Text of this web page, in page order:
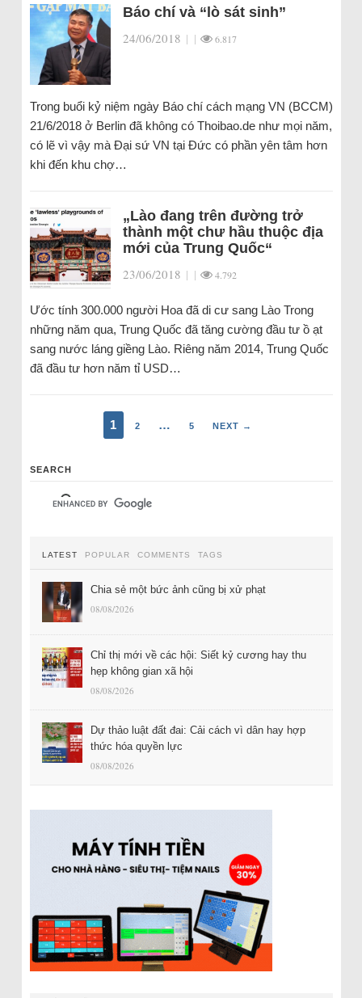
Báo chí và “lò sát sinh”
24/06/2018 | | 6.817
Trong buổi kỷ niệm ngày Báo chí cách mạng VN (BCCM)
21/6/2018 ở Berlin đã không có Thoibao.de như mọi năm,
có lẽ vì vậy mà Đại sứ VN tại Đức có phần yên tâm hơn
khi đến khu chợ…
„Lào đang trên đường trở
thành một chư hầu thuộc địa
mới của Trung Quốc“
23/06/2018 | | 4.792
Ước tính 300.000 người Hoa đã di cư sang Lào Trong
những năm qua, Trung Quốc đã tăng cường đầu tư ồ ạt
sang nước láng giềng Lào. Riêng năm 2014, Trung Quốc
đã đầu tư hơn năm tỉ USD…
1 2 … 5 NEXT →
SEARCH
LATEST POPULAR COMMENTS TAGS
Chia sẻ một bức ảnh cũng bị xử phạt
08/08/2026
Chỉ thị mới về các hội: Siết kỷ cương hay thu
hẹp không gian xã hội
08/08/2026
Dự thảo luật đất đai: Cải cách vì dân hay hợp
thức hóa quyền lực
08/08/2026